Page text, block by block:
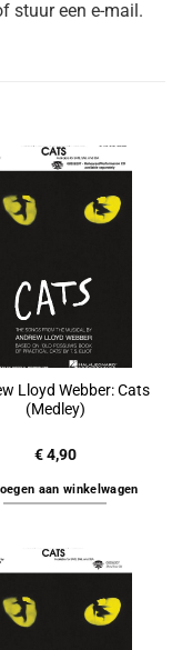
stuur een e-mail.
Lloyd Webber: Cats
(Medley)
€4,90
aan winkelwagen